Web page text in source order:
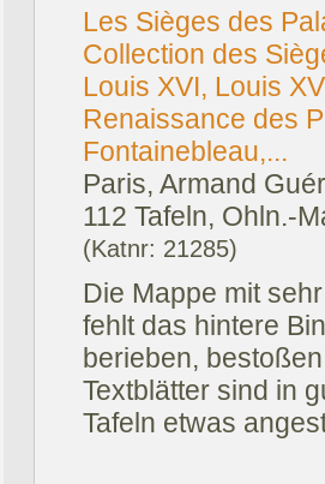
Les Sièges des
Collection des
Louis XVI, Louis
Renaissance des
Fontainebleau,...
Paris, Armand
112 Tafeln, Ohln.-
(Katnr: 21285)
Die Mappe mit
fehlt das hintere
berieben,
Textblätter sind in
Tafeln etwas